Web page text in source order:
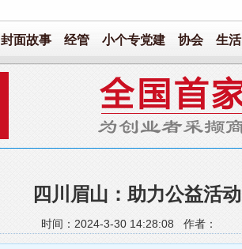
封面故事 经管 小个专党建 协会 生活
四川眉山：助力公益活动
时间：2024-3-30 14:28:08 作者：